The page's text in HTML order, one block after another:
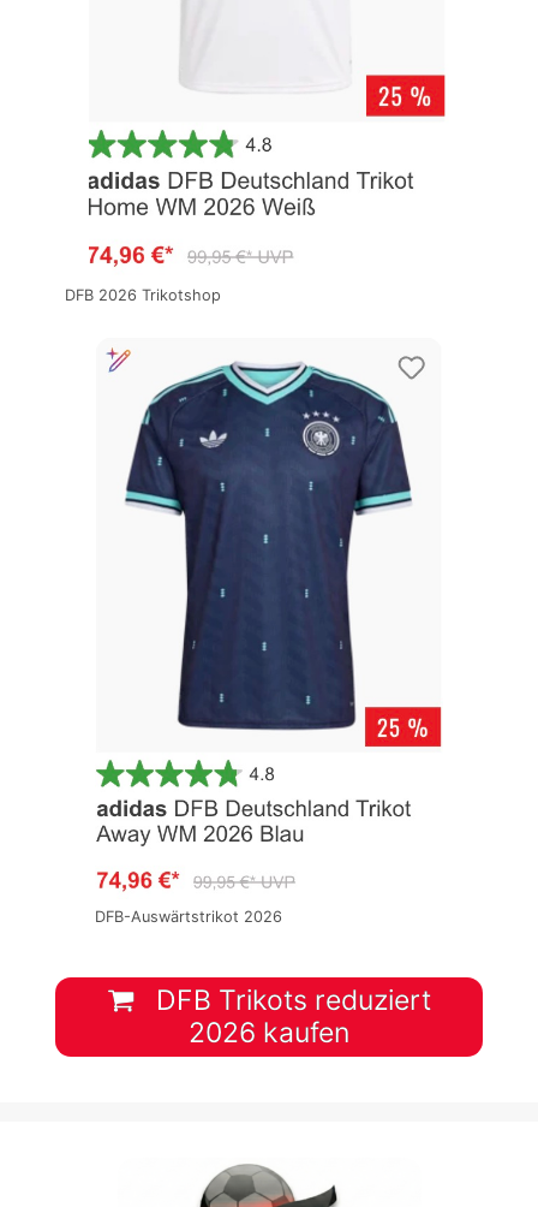
DFB 2026 Trikotshop
DFB-Auswärtstrikot 2026
DFB Trikots reduziert
2026 kaufen